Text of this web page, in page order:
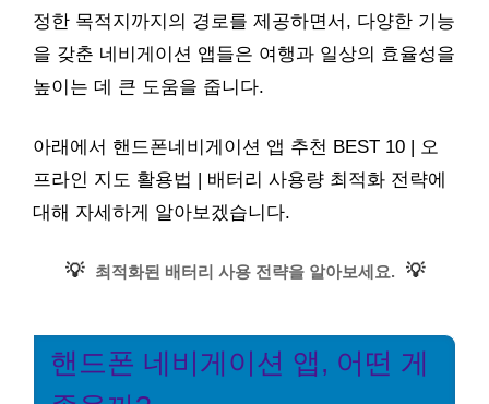
정한 목적지까지의 경로를 제공하면서, 다양한 기능
을 갖춘 네비게이션 앱들은 여행과 일상의 효율성을
높이는 데 큰 도움을 줍니다.
아래에서 핸드폰네비게이션 앱 추천 BEST 10 | 오
프라인 지도 활용법 | 배터리 사용량 최적화 전략에
대해 자세하게 알아보겠습니다.
💡 최적화된 배터리 사용 전략을 알아보세요. 💡
핸드폰 네비게이션 앱, 어떤 게